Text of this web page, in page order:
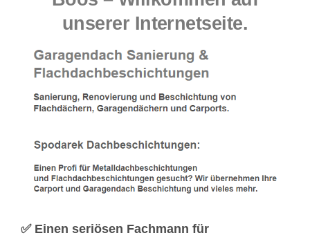
unserer Internetseite.
✅ Einen seriösen Fachmann für